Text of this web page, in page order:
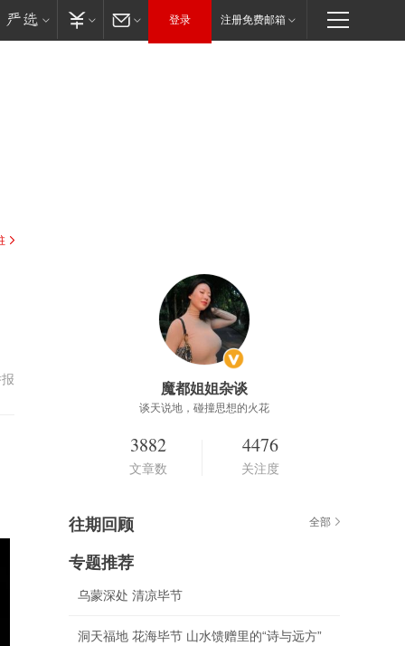
登录 注册免费邮箱
魔都姐姐杂谈
谈天说地，碰撞思想的火花
3882
文章数
4476
关注度
往期回顾 全部
专题推荐
乌蒙深处 清凉毕节
洞天福地 花海毕节 山水馈赠里的“诗与远方”